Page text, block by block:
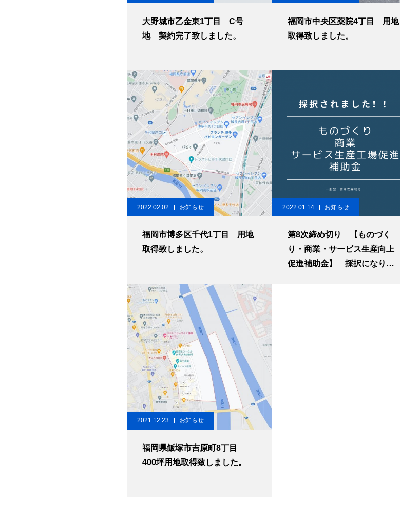
大野城市乙金東1丁目 C号
地 契約完了致しました。
福岡市中央区薬院4丁目 用地
取得致しました。
2022.02.02 お知らせ
福岡市博多区千代1丁目 用地
取得致しました。
2022.01.14 お知らせ
第8次締め切り 【ものづく
り・商業・サービス生産向上
促進補助金】 採択になりま
2021.12.23 お知らせ
福岡県飯塚市吉原町8丁目
400坪用地取得致しました。